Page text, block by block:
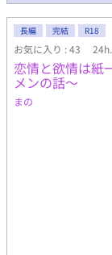
長編 完結 R18
お気に入り : 43
恋情と欲情は紙
メンの話～
まの